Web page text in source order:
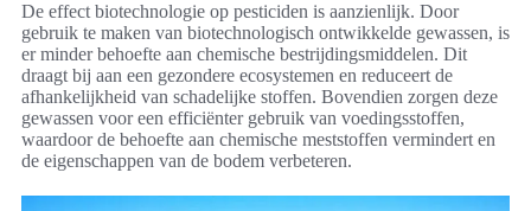
De effect biotechnologie op pesticiden is aanzienlijk. Door
gebruik te maken van biotechnologisch ontwikkelde gewassen, is
er minder behoefte aan chemische bestrijdingsmiddelen. Dit
draagt bij aan een gezondere ecosystemen en reduceert de
afhankelijkheid van schadelijke stoffen. Bovendien zorgen deze
gewassen voor een efficiënter gebruik van voedingsstoffen,
waardoor de behoefte aan chemische meststoffen vermindert en
de eigenschappen van de bodem verbeteren.